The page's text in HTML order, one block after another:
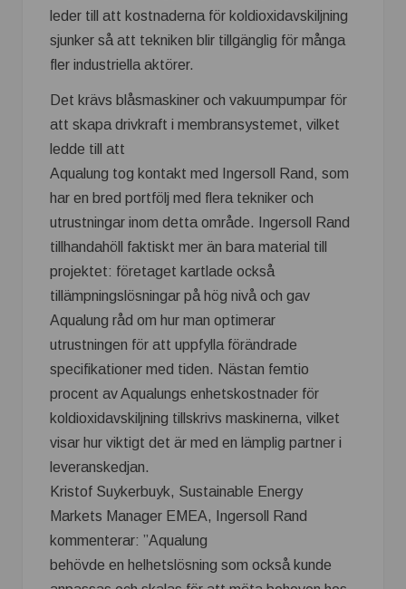
leder till att kostnaderna för koldioxidavskiljning
sjunker så att tekniken blir tillgänglig för många
fler industriella aktörer.
Det krävs blåsmaskiner och vakuumpumpar för
att skapa drivkraft i membransystemet, vilket
ledde till att
Aqualung tog kontakt med Ingersoll Rand, som
har en bred portfölj med flera tekniker och
utrustningar inom detta område. Ingersoll Rand
tillhandahöll faktiskt mer än bara material till
projektet: företaget kartlade också
tillämpningslösningar på hög nivå och gav
Aqualung råd om hur man optimerar
utrustningen för att uppfylla förändrade
specifikationer med tiden. Nästan femtio
procent av Aqualungs enhetskostnader för
koldioxidavskiljning tillskrivs maskinerna, vilket
visar hur viktigt det är med en lämplig partner i
leveranskedjan.
Kristof Suykerbuyk, Sustainable Energy
Markets Manager EMEA, Ingersoll Rand
kommenterar: ”Aqualung
behövde en helhetslösning som också kunde